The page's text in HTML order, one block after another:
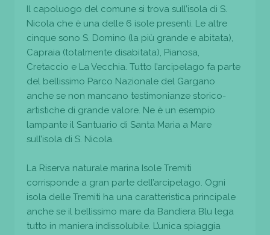
Il capoluogo del comune si trova sull’isola di S.
Nicola che è una delle 6 isole presenti. Le altre
cinque sono S. Domino (la più grande e abitata),
Capraia (totalmente disabitata), Pianosa,
Cretaccio e La Vecchia. Tutto l’arcipelago fa parte
del bellissimo Parco Nazionale del Gargano
anche se non mancano testimonianze storico-
artistiche di grande valore. Ne è un esempio
lampante il Santuario di Santa Maria a Mare
sull’isola di S. Nicola.
La Riserva naturale marina Isole Tremiti
corrisponde a gran parte dell’arcipelago. Ogni
isola delle Tremiti ha una caratteristica principale
anche se il bellissimo mare da Bandiera Blu lega
tutto in maniera indissolubile. L’unica spiaggia